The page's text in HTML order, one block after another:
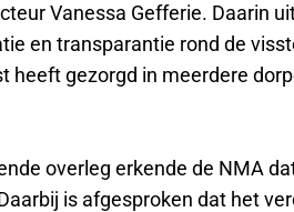
Vanessa Gefferie. Daarin
en transparantie rond de
heeft gezorgd in meerdere
overleg erkende de NMA
is afgesproken dat het